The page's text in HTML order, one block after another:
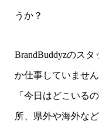
うか？
BrandBuddyzのス
か仕事していません
「今日はどこいる
所、県外や海外な